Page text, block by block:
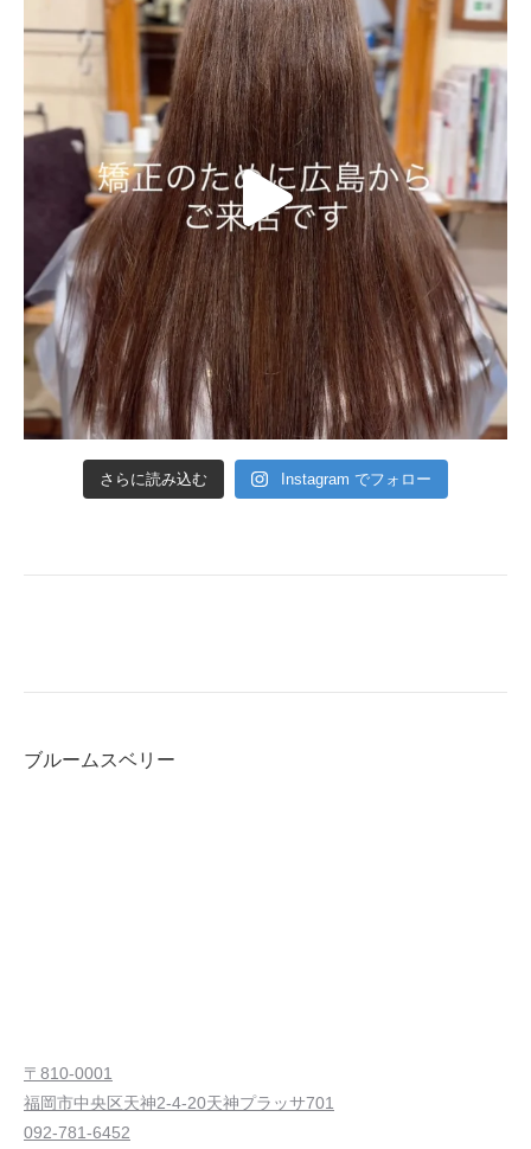
さらに読み込む Instagram でフォロー
ブルームスベリー
〒810-0001
福岡市中央区天神2-4-20天神プラッサ701
092-781-6452